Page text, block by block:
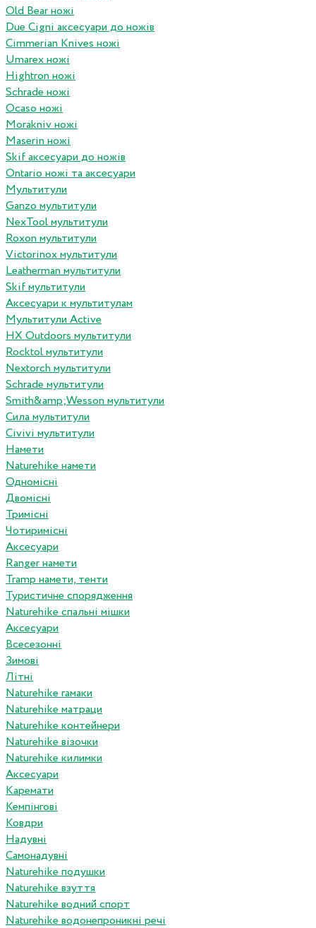
Old Bear ножі
Due Cigni аксесуари до ножів
Cimmerian Knives ножі
Umarex ножі
Hightron ножі
Schrade ножі
Ocaso ножі
Morakniv ножі
Maserin ножі
Skif аксесуари до ножів
Ontario ножі та аксесуари
Мультитули
Ganzo мультитули
NexTool мультитули
Roxon мультитули
Victorinox мультитули
Leatherman мультитули
Skif мультитули
Аксесуари к мультитулам
Мультитули Active
HX Outdoors мультитули
Rocktol мультитули
Nextorch мультитули
Schrade мультитули
Smith&amp;Wesson мультитули
Сила мультитули
Civivi мультитули
Намети
Naturehike намети
Одномісні
Двомісні
Тримісні
Чотиримісні
Аксесуари
Ranger намети
Tramp намети, тенти
Туристичне спорядження
Naturehike спальні мішки
Аксесуари
Всесезонні
Зимові
Літні
Naturehike гамаки
Naturehike матраци
Naturehike контейнери
Naturehike візочки
Naturehike килимки
Аксесуари
Каремати
Кемпінгові
Ковдри
Надувні
Самонадувні
Naturehike подушки
Naturehike взуття
Naturehike водний спорт
Naturehike водонепроникні речі